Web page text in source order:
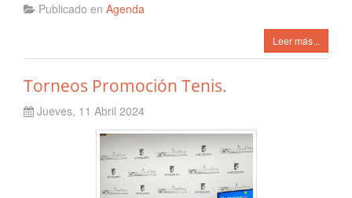
Publicado en Agenda
Leer más...
Torneos Promoción Tenis.
Jueves, 11 Abril 2024